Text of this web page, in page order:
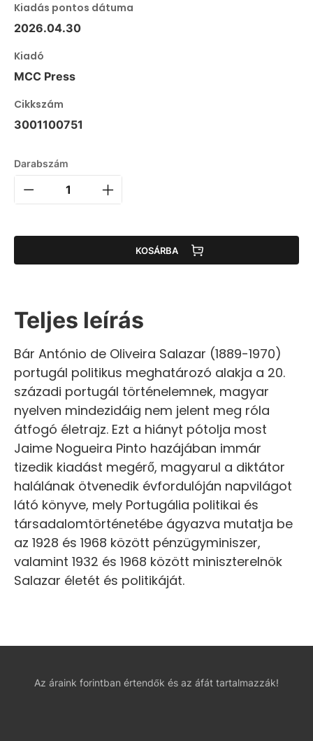
Kiadás pontos dátuma
2026.04.30
Kiadó
MCC Press
Cikkszám
3001100751
Darabszám
KOSÁRBA
Teljes leírás
Bár António de Oliveira Salazar (1889-1970)
portugál politikus meghatározó alakja a 20.
századi portugál történelemnek, magyar
nyelven mindezidáig nem jelent meg róla
átfogó életrajz. Ezt a hiányt pótolja most
Jaime Nogueira Pinto hazájában immár
tizedik kiadást megérő, magyarul a diktátor
halálának ötvenedik évfordulóján napvilágot
látó könyve, mely Portugália politikai és
társadalomtörténetébe ágyazva mutatja be
az 1928 és 1968 között pénzügyminiszer,
valamint 1932 és 1968 között miniszterelnök
Salazar életét és politikáját.
Az áraink forintban értendők és az áfát tartalmazzák!